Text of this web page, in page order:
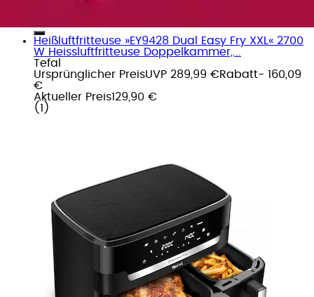
Heißluftfritteuse »EY9428 Dual Easy Fry XXL« 2700
W Heissluftfritteuse Doppelkammer,...
Tefal
Ursprünglicher PreisUVP 289,99 €Rabatt- 160,09
€
Aktueller Preis129,90 €
( 1 )